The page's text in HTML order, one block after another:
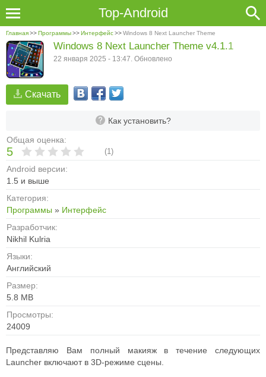
Top-Android
Главная>>Программы>>Интерфейс>>Windows 8 Next Launcher Theme
Скачать
Как установить?
Общая оценка:
5 (1)
Android версии:
1.5 и выше
Категория:
Программы » Интерфейс
Разработчик:
Nikhil Kulria
Языки:
Английский
Размер:
5.8 MB
Просмотры:
24009
Windows 8 Next Launcher Theme v4.1.1
22 января 2025 - 13:47. Обновлено
Представляю Вам полный макияж в течение следующих
Launcher включают в 3D-режиме сцены.